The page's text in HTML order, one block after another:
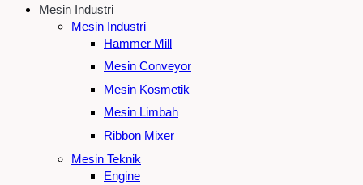
Mesin Industri
Mesin Industri
Hammer Mill
Mesin Conveyor
Mesin Kosmetik
Mesin Limbah
Ribbon Mixer
Mesin Teknik
Engine